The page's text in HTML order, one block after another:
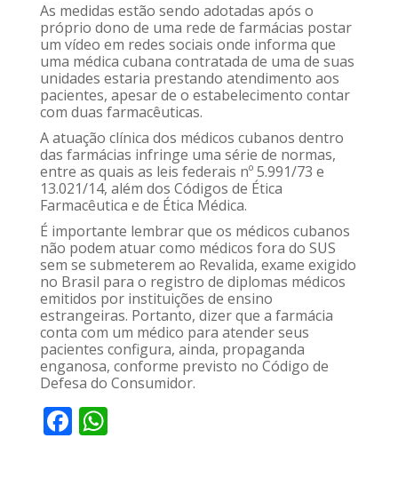
As medidas estão sendo adotadas após o
próprio dono de uma rede de farmácias postar
um vídeo em redes sociais onde informa que
uma médica cubana contratada de uma de suas
unidades estaria prestando atendimento aos
pacientes, apesar de o estabelecimento contar
com duas farmacêuticas.
A atuação clínica dos médicos cubanos dentro
das farmácias infringe uma série de normas,
entre as quais as leis federais nº 5.991/73 e
13.021/14, além dos Códigos de Ética
Farmacêutica e de Ética Médica.
É importante lembrar que os médicos cubanos
não podem atuar como médicos fora do SUS
sem se submeterem ao Revalida, exame exigido
no Brasil para o registro de diplomas médicos
emitidos por instituições de ensino
estrangeiras. Portanto, dizer que a farmácia
conta com um médico para atender seus
pacientes configura, ainda, propaganda
enganosa, conforme previsto no Código de
Defesa do Consumidor.
F W